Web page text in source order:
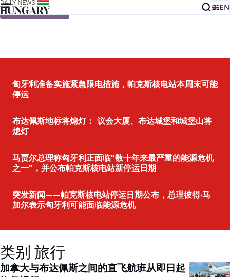
Skip to content EN
匈牙利准备实施紧急限电措施，帕克斯核电站本周末可能
停运
布达佩斯地标将熄灯： 议会大厦、布达城堡和城堡山将
熄灯
马贾尔总理称匈牙利正面临“数十年来最严重的能源危机
之一”，并公布帕克斯核电站新停运日期
突发新闻——帕克斯核电站停运日期公布，总理彼得·马
加尔表示匈牙利可能面临能源危机
类别 旅行
加拿大与布达佩斯之间的直飞航班从即日起